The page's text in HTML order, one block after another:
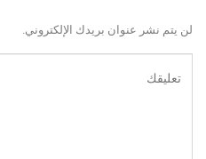
لن يتم نشر عنوان بريدك الإلكتروني.